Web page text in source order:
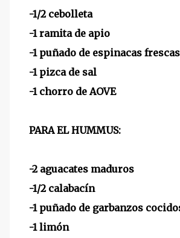
-1/2 cebolleta
-1 ramita de apio
-1 puñado de espinacas frescas
-1 pizca de sal
-1 chorro de AOVE
PARA EL HUMMUS:
-2 aguacates maduros
-1/2 calabacín
-1 puñado de garbanzos
-1 limón